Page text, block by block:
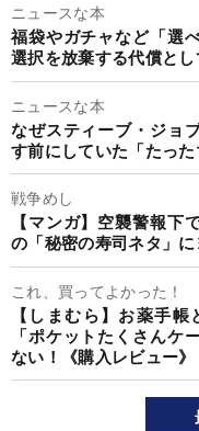
ニュースな本
福袋やガチャなど「選
選択を放棄する代償と
ニュースな本
なぜスティーブ・ジョ
す前にしていた「たった
戦争めし
【マンガ】空襲警報下
の「秘密の寿司ネタ」に
これ、買ってよかった！
【しまむら】お薬手
「ポケットたくさんケ
ない！《購入レビュー》